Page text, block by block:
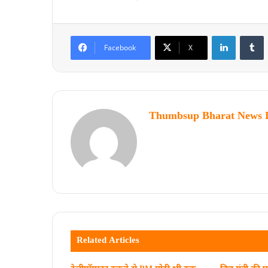
Facebook X
Thumbsup Bharat News
Related Articles